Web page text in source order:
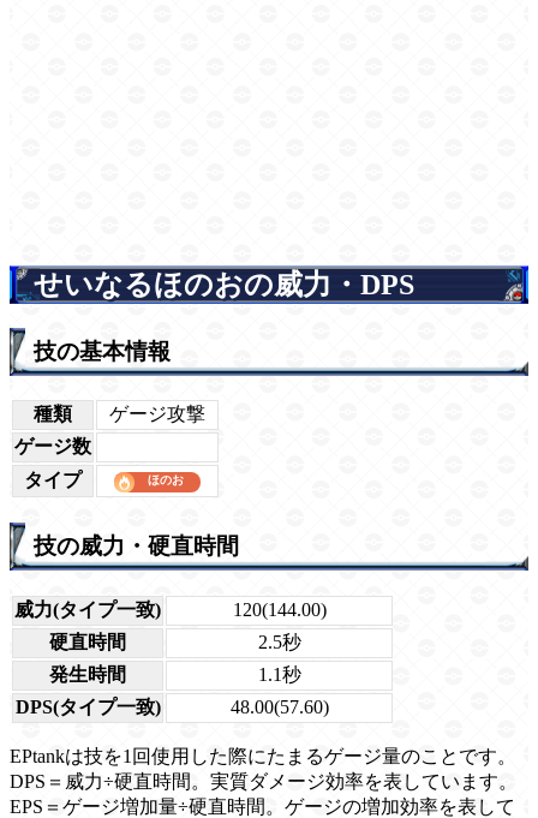
せいなるほのおの威力・DPS
技の基本情報
種類
ゲージ攻撃
ゲージ数
タイプ
技の威力・硬直時間
威力(タイプ一致)
120(144.00)
硬直時間
2.5秒
発生時間
1.1秒
DPS(タイプ一致)
48.00(57.60)
EPtankは技を1回使用した際にたまるゲージ量のことです。
DPS＝威力÷硬直時間。実質ダメージ効率を表しています。
EPS＝ゲージ増加量÷硬直時間。ゲージの増加効率を表して